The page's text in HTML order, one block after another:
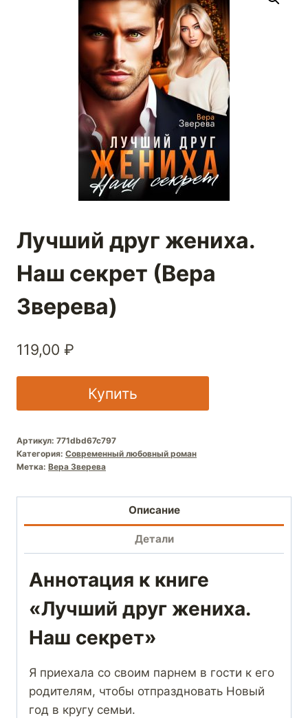
Лучший друг жениха.
Наш секрет (Вера
Зверева)
119,00 ₽
Купить
Артикул: 771dbd67c797
Категория: Современный любовный роман
Метка: Вера Зверева
Описание
Детали
Аннотация к книге
«Лучший друг жениха.
Наш секрет»
Я приехала со своим парнем в гости к его
родителям, чтобы отпраздновать Новый
год в кругу семьи.